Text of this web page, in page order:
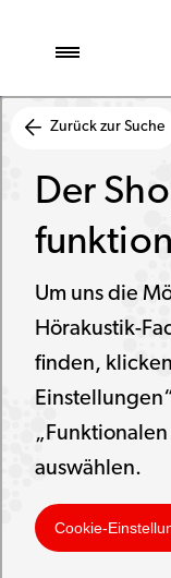
Zurück zur Suche
Der
Um uns die
Hörakustik-
finden,
„Funktionalen
auswählen.
Cookie-